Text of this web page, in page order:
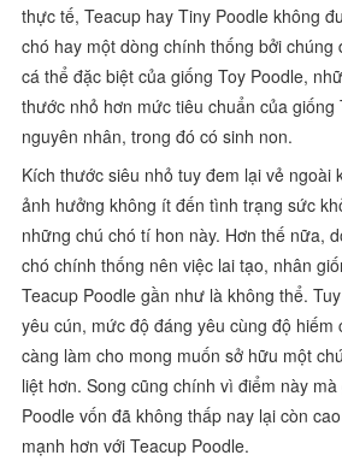
thực tế, Teacup hay Tiny Poodle không
chó hay một dòng chính thống bởi chúng
cá thể đặc biệt của giống Toy Poodle,
thước nhỏ hơn mức tiêu chuẩn của giống
nguyên nhân, trong đó có sinh non.
Kích thước siêu nhỏ tuy đem lại vẻ ngoài
ảnh hưởng không ít đến tình trạng sức
những chú chó tí hon này. Hơn thế nữa,
chó chính thống nên việc lai tạo, nhân
Teacup Poodle gần như là không thể.
yêu cún, mức độ đáng yêu cùng độ hiếm
càng làm cho mong muốn sở hữu một
liệt hơn. Song cũng chính vì điểm này
Poodle vốn đã không thấp nay lại còn
mạnh hơn với Teacup Poodle.